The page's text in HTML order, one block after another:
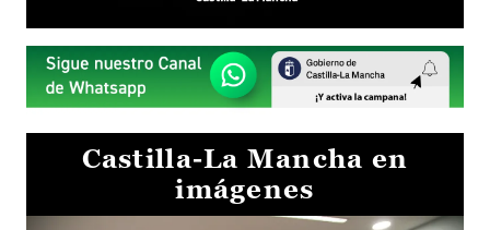
Castilla-La Mancha en
imágenes